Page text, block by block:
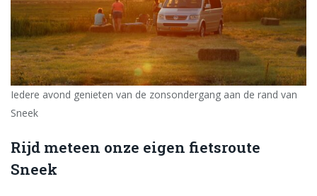
Iedere avond genieten van de zonsondergang aan de rand van
Sneek
Rijd meteen onze eigen fietsroute
Sneek